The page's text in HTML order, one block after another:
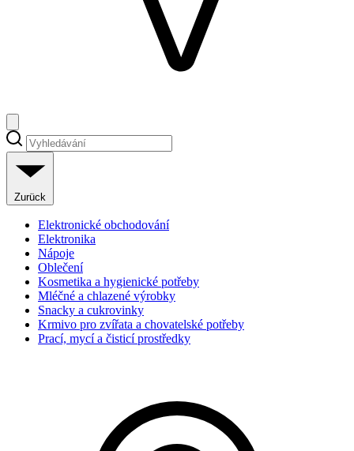
Zurück
Elektronické obchodování
Elektronika
Nápoje
Oblečení
Kosmetika a hygienické potřeby
Mléčné a chlazené výrobky
Snacky a cukrovinky
Krmivo pro zvířata a chovatelské potřeby
Prací, mycí a čisticí prostředky